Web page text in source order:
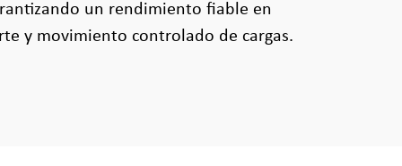
un rendimiento fiable en
y movimiento controlado de cargas.